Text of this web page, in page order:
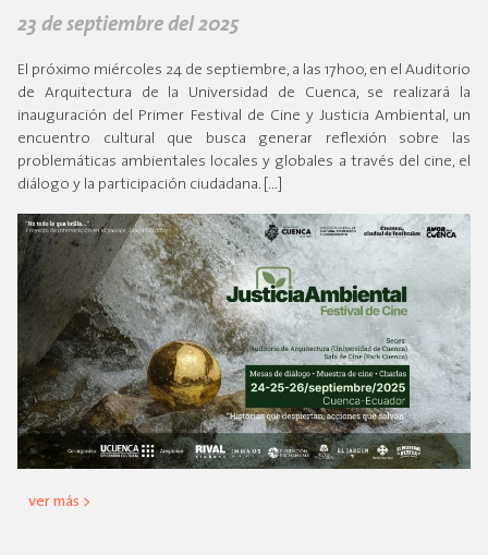
23 de septiembre del 2025
El próximo miércoles 24 de septiembre, a las 17h00, en el Auditorio
de Arquitectura de la Universidad de Cuenca, se realizará la
inauguración del Primer Festival de Cine y Justicia Ambiental, un
encuentro cultural que busca generar reflexión sobre las
problemáticas ambientales locales y globales a través del cine, el
diálogo y la participación ciudadana. […]
ver más >